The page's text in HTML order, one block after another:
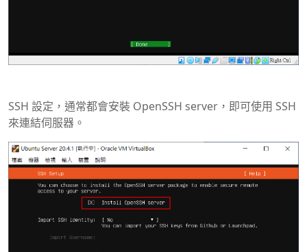
SSH 設定，通常都會安裝 OpenSSH server，即可使用 SSH
來連結伺服器。